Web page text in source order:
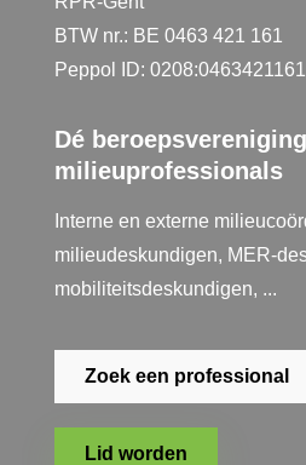
BTW nr.: BE 0463 421 161
Peppol ID: 0208:0463421161
Dé
milieuprofessionals
Interne en externe
milieudeskundigen, MER-
mobiliteitsdeskundigen, ...
Zoek een professional
Lid worden